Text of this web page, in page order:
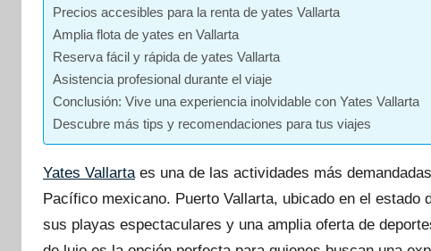
Precios accesibles para la renta de yates Vallarta
Amplia flota de yates en Vallarta
Reserva fácil y rápida de yates Vallarta
Asistencia profesional durante el viaje
Conclusión: Vive una experiencia inolvidable con Yates Vallarta
Descubre más tips y recomendaciones para tus viajes
Yates Vallartaes una de las actividades más
Pacífico mexicano. Puerto Vallarta, ubicado en el
sus playas espectaculares y una amplia oferta de